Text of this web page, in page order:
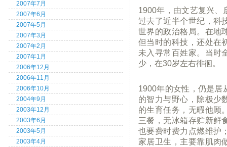
2007年7月
2007年6月
2007年5月
2007年3月
2007年2月
2007年1月
2006年12月
2006年11月
2006年10月
2004年9月
2003年12月
2003年6月
2003年5月
2003年4月
1900年，由文艺复兴、
过去了近半个世纪，科
世界的政治格局。在地
但当时的科技，还处在
未入寻常百姓家。当时
少，在30岁左右徘徊。
1900年的女性，仍是居
的智力与野心，除极少
的生育任务，无暇他顾
三餐，无冰箱存贮新鲜
也要费时费力点燃维护
家居卫生，主要靠肌肉